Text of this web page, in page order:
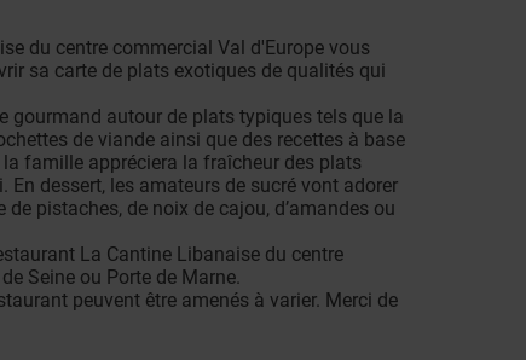
du centre commercial Val d'Europe vous
sa carte de plats exotiques de qualités qui
gourmand autour de plats typiques tels que la
de viande ainsi que des recettes à base
la famille appréciera la fraîcheur des plats
En dessert, les amateurs de sucré vont adorer
pistaches, de noix de cajou, d’amandes ou
La Cantine Libanaise du centre
Seine ou Porte de Marne.
peuvent être amenés à varier. Merci de